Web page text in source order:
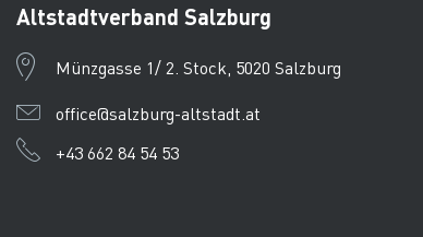
Altstadtverband Salzburg
Münzgasse 1/ 2. Stock, 5020 Salzburg
office@salzburg-altstadt.at
+43 662 84 54 53